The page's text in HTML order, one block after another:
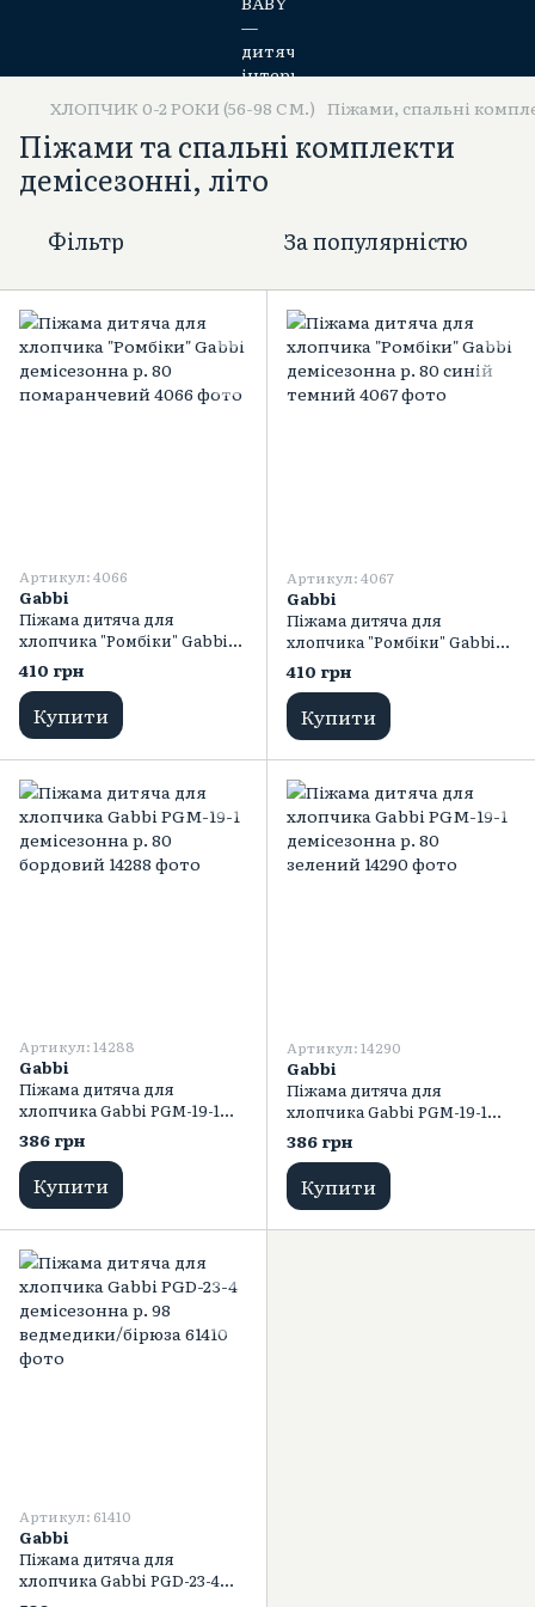
ХЛОПЧИК 0-2 РОКИ (56-98 СМ.) Піжами, спальні
Піжами та спальні комплекти
демісезонні, літо
Фільтр За популярністю
Артикул: 4066
Gabbi
Піжама дитяча для
хлопчика "Ромбіки" Gabbi
демісезонна р. 80
помаранчевий
410 грн
Купити
Артикул: 4067
Gabbi
Піжама дитяча для
хлопчика "Ромбіки" Gabbi
демісезонна р. 80 синій
темний
410 грн
Купити
Артикул: 14288
Gabbi
Піжама дитяча для
хлопчика Gabbi PGM-19-1
демісезонна р. 80 бордовий
386 грн
Купити
Артикул: 14290
Gabbi
Піжама дитяча для
хлопчика Gabbi PGM-19-1
демісезонна р. 80 зелений
386 грн
Купити
Артикул: 61410
Gabbi
Піжама дитяча для
хлопчика Gabbi PGD-23-4
демісезонна р. 98